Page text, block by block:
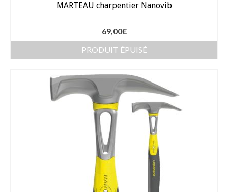
Tomates
Bulbes – Graines fleurs
Narcisses
Bulbes Printemps
MARTEAU charpentier Nanovib
69,00€
PRODUIT ÉPUISÉ